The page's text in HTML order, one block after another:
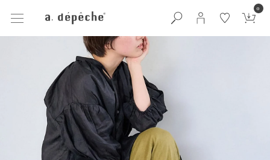
0